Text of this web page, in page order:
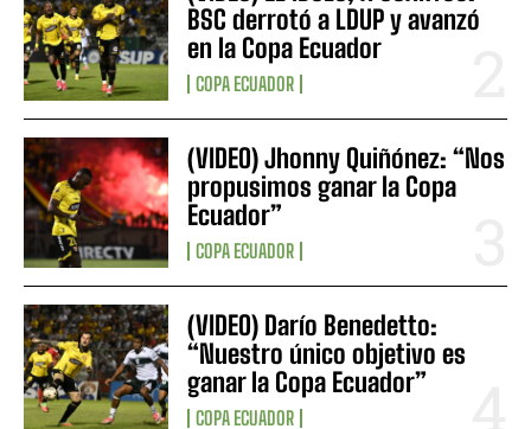
BSC derrotó a LDUP y avanzó
en la Copa Ecuador
COPA ECUADOR
(VIDEO) Jhonny Quiñónez: “Nos
propusimos ganar la Copa
Ecuador”
COPA ECUADOR
(VIDEO) Darío Benedetto:
“Nuestro único objetivo es
ganar la Copa Ecuador”
COPA ECUADOR